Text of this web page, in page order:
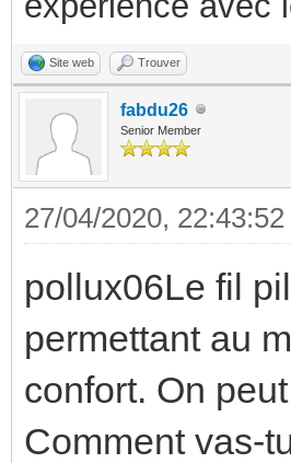
Site web Trouver
fabdu26
Senior Member
27/04/2020, 22:43:52
pollux06Le fil
permettant au
confort. On
Comment vas-